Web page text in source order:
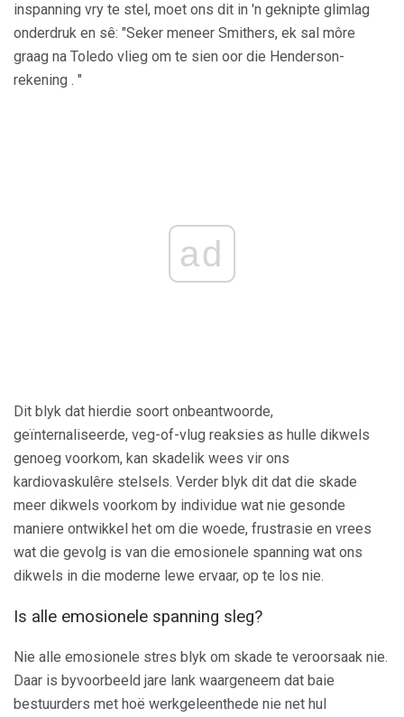
inspanning vry te stel, moet ons dit in 'n geknipte glimlag
onderdruk en sê: "Seker meneer Smithers, ek sal môre
graag na Toledo vlieg om te sien oor die Henderson-
rekening . "
ad
Dit blyk dat hierdie soort onbeantwoorde,
geïnternaliseerde, veg-of-vlug reaksies as hulle dikwels
genoeg voorkom, kan skadelik wees vir ons
kardiovaskulêre stelsels. Verder blyk dit dat die skade
meer dikwels voorkom by individue wat nie gesonde
maniere ontwikkel het om die woede, frustrasie en vrees
wat die gevolg is van die emosionele spanning wat ons
dikwels in die moderne lewe ervaar, op te los nie.
Is alle emosionele spanning sleg?
Nie alle emosionele stres blyk om skade te veroorsaak nie.
Daar is byvoorbeeld jare lank waargeneem dat baie
bestuurders met hoë werkgeleenthede nie net hul